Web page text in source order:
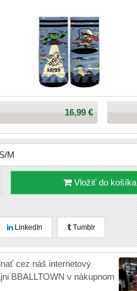
Cena:
16,99 €
Vložiť do košíka
LinkedIn Tumblr
cez náš internetový
BBALLTOWN v nákupnom